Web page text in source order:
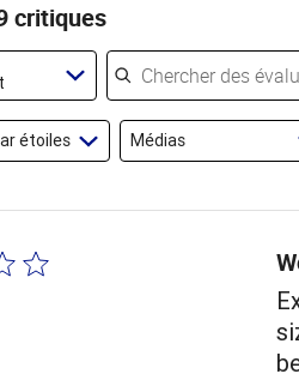
critiques
Chercher des
étoiles Médias